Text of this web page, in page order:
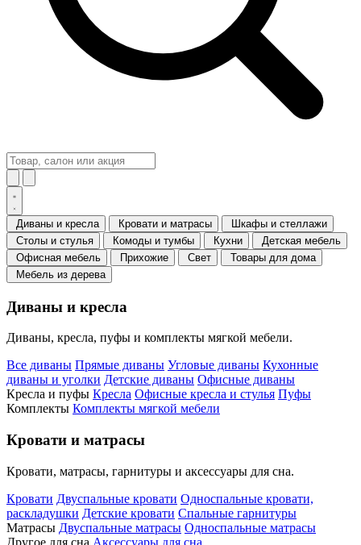
Диваны и кресла Кровати и матрасы
Шкафы и стеллажи
Столы и стулья
Комоды и тумбы Кухни
Детская мебель
Офисная мебель
Прихожие Свет
Товары для дома
Мебель из дерева
Диваны и кресла
Диваны, кресла, пуфы и комплекты мягкой мебели.
Все диваны Прямые диваны Угловые диваны Кухонные
диваны и уголки Детские диваны Офисные диваны
Кресла и пуфы Кресла Офисные кресла и стулья Пуфы
Комплекты Комплекты мягкой мебели
Кровати и матрасы
Кровати, матрасы, гарнитуры и аксессуары для сна.
Кровати Двуспальные кровати Односпальные кровати,
раскладушки Детские кровати Спальные гарнитуры
Матрасы Двуспальные матрасы Односпальные матрасы
Другое для сна Аксессуары для сна